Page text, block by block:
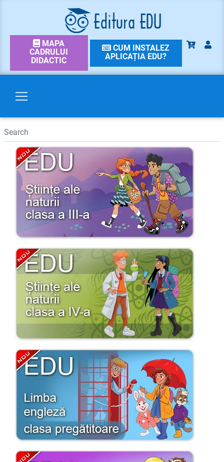
MAPA
CADRULUI
DIDACTIC
CUM INSTALEZ
APLICAȚIA EDU?